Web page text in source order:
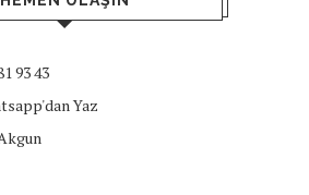
93 43
Yaz